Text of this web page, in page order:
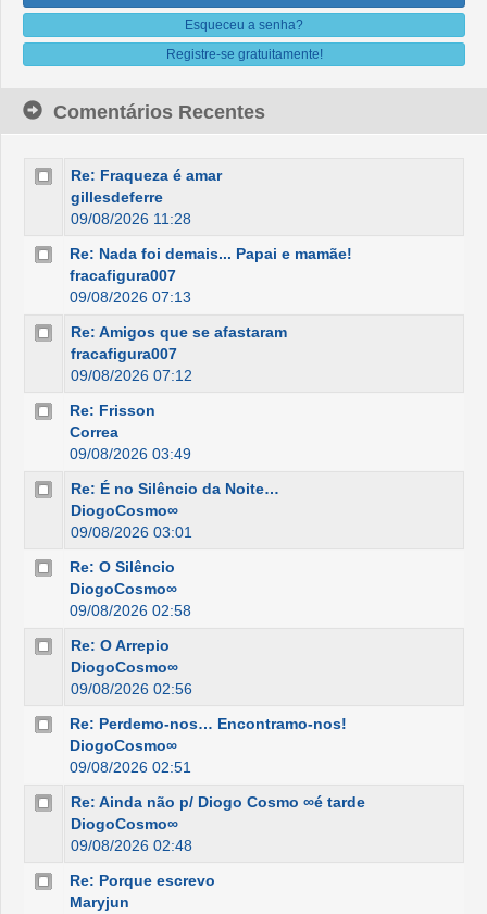
Esqueceu a senha?
Registre-se gratuitamente!
Comentários Recentes
Re: Fraqueza é amar
gillesdeferre
09/08/2026 11:28
Re: Nada foi demais... Papai e mamãe!
fracafigura007
09/08/2026 07:13
Re: Amigos que se afastaram
fracafigura007
09/08/2026 07:12
Re: Frisson
Correa
09/08/2026 03:49
Re: É no Silêncio da Noite…
DiogoCosmo∞
09/08/2026 03:01
Re: O Silêncio
DiogoCosmo∞
09/08/2026 02:58
Re: O Arrepio
DiogoCosmo∞
09/08/2026 02:56
Re: Perdemo-nos… Encontramo-nos!
DiogoCosmo∞
09/08/2026 02:51
Re: Ainda não p/ Diogo Cosmo ∞é tarde
DiogoCosmo∞
09/08/2026 02:48
Re: Porque escrevo
Maryjun